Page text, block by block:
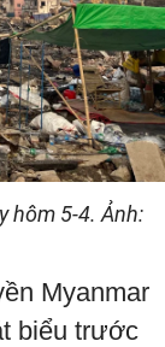
hôm 5-4. Ảnh:
Myanmar
biểu trước